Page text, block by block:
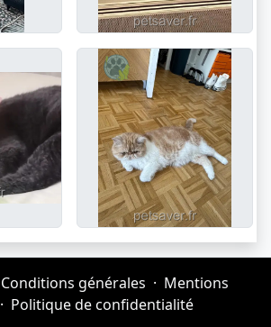
Conditions générales · Mentions
· Politique de confidentialité